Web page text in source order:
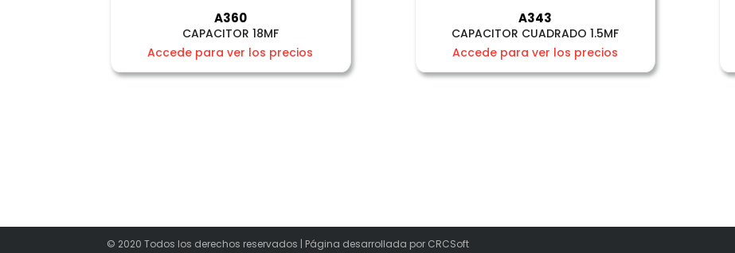
A360
CAPACITOR 18MF
Accede para ver los precios
A343
CAPACITOR CUADRADO 1.5MF
Accede para ver los precios
© 2020 Todos los derechos reservados | Página desarrollada por CRCSoft